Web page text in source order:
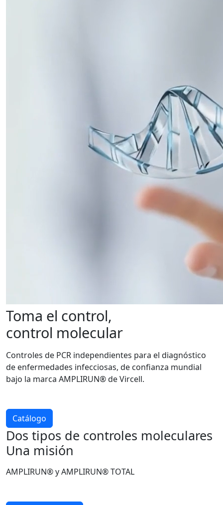
Toma el control,
control molecular
Controles de PCR independientes para el diagnóstico
de enfermedades infecciosas, de confianza mundial
bajo la marca AMPLIRUN® de Vircell.
Catálogo
Dos tipos de controles moleculares
Una misión
AMPLIRUN® y AMPLIRUN® TOTAL